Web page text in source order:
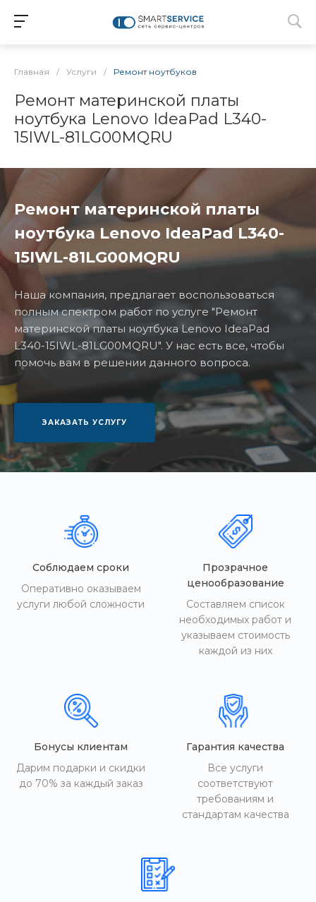
Главная / Услуги / Ремонт ноутбуков
Ремонт материнской платы
ноутбука Lenovo IdeaPad L340-
15IWL-81LG00MQRU
Ремонт материнской платы
ноутбука Lenovo IdeaPad L340-
15IWL-81LG00MQRU
Наша компания, предлагает воспользоваться
полным спектром работ по услуге "Ремонт
материнской платы ноутбука Lenovo IdeaPad
L340-15IWL-81LG00MQRU". У нас есть все, чтобы
помочь вам в решении данного вопроса.
ЗАКАЗАТЬ УСЛУГУ
Соблюдаем сроки
Оперативно оказываем
услуги любой сложности
Прозрачное
ценообразование
Составляем список
необходимых работ и
указываем стоимость
каждой из них
Бонусы клиентам
Дарим подарки и скидки
до 70% за каждый заказ
Гарантия качества
Все услуги
соответствуют
требованиям и
стандартам качества